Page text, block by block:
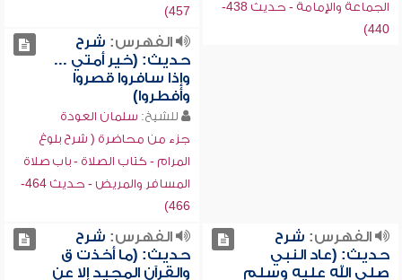
الجماعة والإمامة - حديث 438-
440)
457)
الفهرس: شرح
حديث: (خير أمتي ...
وإذا سافروا قصروا
وأفطروا)
للشيخ: سلمان العودة
جزء من محاضرة ( شرح بلوغ
المرام - كتاب الصلاة - باب صلاة
المسافر والمريض - حديث 464-
466)
الفهرس: شرح
حديث: (عاد النبي
صلى الله عليه وسلم
الفهرس: شرح
حديث: (ما أخذت ق
والقرآن المجيد إلا عن